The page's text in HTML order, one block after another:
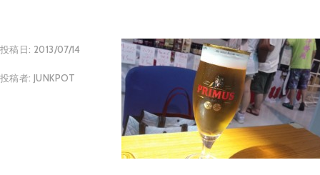
投稿日: 2013/07/14
投稿者: JUNKPOT